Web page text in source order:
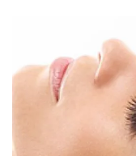
развеять
полностью
будущим
пациентка